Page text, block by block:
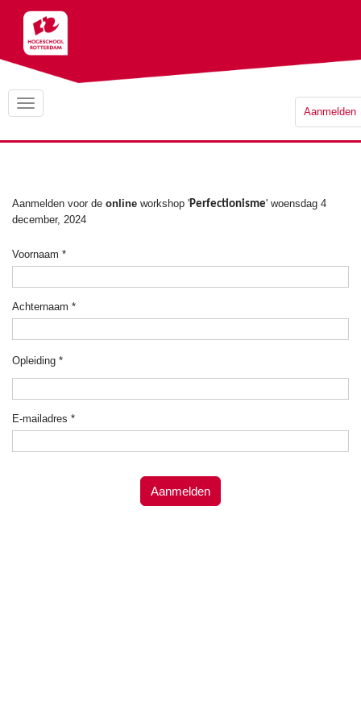
Aanmelden
Aanmelden voor de online workshop 'Perfectionisme' woensdag 4
december, 2024
Voornaam *
Achternaam *
Opleiding *
E-mailadres *
Aanmelden